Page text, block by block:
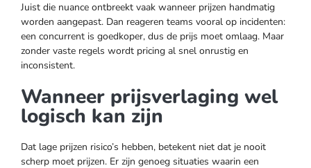
Juist die nuance ontbreekt vaak wanneer prijzen handmatig
worden aangepast. Dan reageren teams vooral op incidenten:
een concurrent is goedkoper, dus de prijs moet omlaag. Maar
zonder vaste regels wordt pricing al snel onrustig en
inconsistent.
Wanneer prijsverlaging wel
logisch kan zijn
Dat lage prijzen risico’s hebben, betekent niet dat je nooit
scherp moet prijzen. Er zijn genoeg situaties waarin een